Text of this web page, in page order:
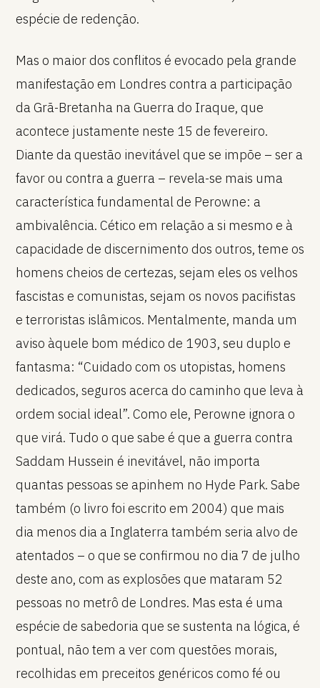
espécie de redenção.
Mas o maior dos conflitos é evocado pela grande
manifestação em Londres contra a participação
da Grã-Bretanha na Guerra do Iraque, que
acontece justamente neste 15 de fevereiro.
Diante da questão inevitável que se impõe – ser a
favor ou contra a guerra – revela-se mais uma
característica fundamental de Perowne: a
ambivalência. Cético em relação a si mesmo e à
capacidade de discernimento dos outros, teme os
homens cheios de certezas, sejam eles os velhos
fascistas e comunistas, sejam os novos pacifistas
e terroristas islâmicos. Mentalmente, manda um
aviso àquele bom médico de 1903, seu duplo e
fantasma: “Cuidado com os utopistas, homens
dedicados, seguros acerca do caminho que leva à
ordem social ideal”. Como ele, Perowne ignora o
que virá. Tudo o que sabe é que a guerra contra
Saddam Hussein é inevitável, não importa
quantas pessoas se apinhem no Hyde Park. Sabe
também (o livro foi escrito em 2004) que mais
dia menos dia a Inglaterra também seria alvo de
atentados – o que se confirmou no dia 7 de julho
deste ano, com as explosões que mataram 52
pessoas no metrô de Londres. Mas esta é uma
espécie de sabedoria que se sustenta na lógica, é
pontual, não tem a ver com questões morais,
recolhidas em preceitos genéricos como fé ou